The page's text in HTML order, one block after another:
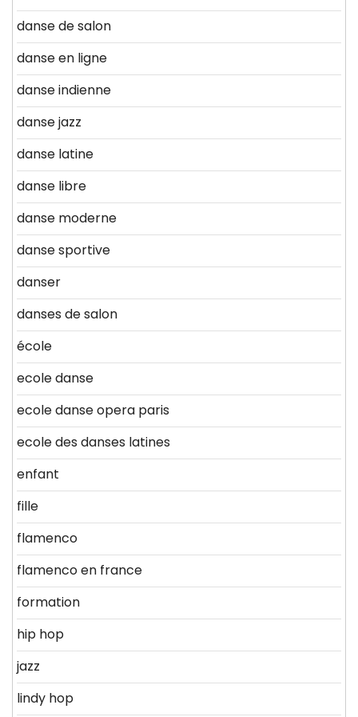
danse de salon
danse en ligne
danse indienne
danse jazz
danse latine
danse libre
danse moderne
danse sportive
danser
danses de salon
école
ecole danse
ecole danse opera paris
ecole des danses latines
enfant
fille
flamenco
flamenco en france
formation
hip hop
jazz
lindy hop